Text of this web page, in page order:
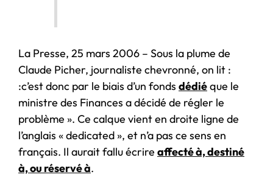
La Presse, 25 mars 2006 – Sous la plume de
Claude Picher, journaliste chevronné, on lit :
:c’est donc par le biais d’un fonds dédiéque le
ministre des Finances a décidé de régler le
problème ». Ce calque vient en droite ligne de
l’anglais « dedicated », et n’a pas ce sens en
français. Il aurait fallu écrire affecté à, destiné
à, ou réservé à.